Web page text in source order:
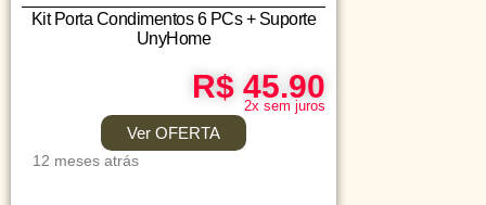
Kit Porta Condimentos 6 PCs + Suporte
UnyHome
R$ 45.90
2x sem juros
Ver OFERTA
12 meses atrás